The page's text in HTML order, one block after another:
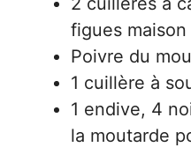
figues
Poivre du
1 cuillère à
1 endive, 4
la moutarde